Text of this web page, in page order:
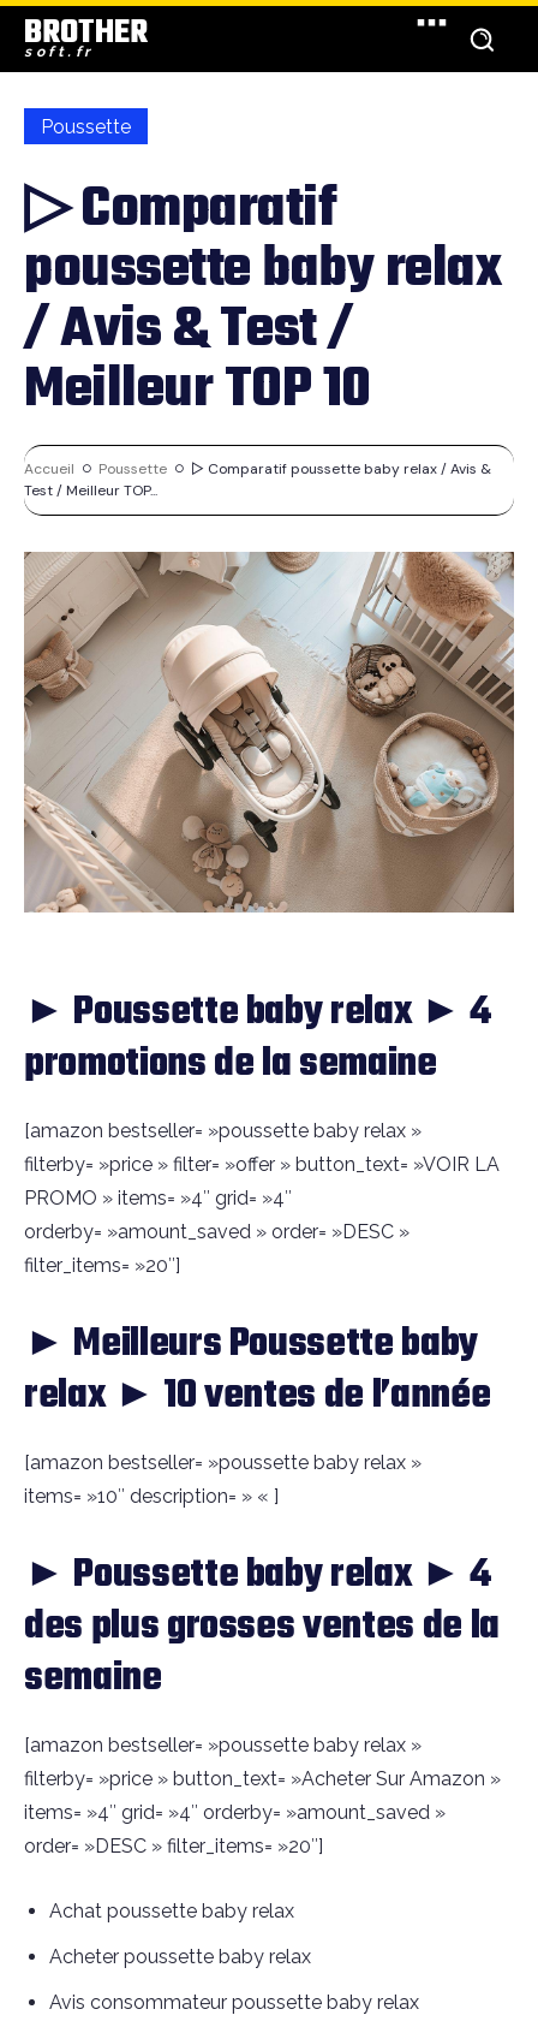
BROTHER
soft.fr
Poussette
▷ Comparatif
poussette baby relax
/ Avis & Test /
Meilleur TOP 10
Accueil Poussette
▷ Comparatif poussette baby relax / Avis &
Test / Meilleur TOP...
► Poussette baby relax ► 4
promotions de la semaine
[amazon bestseller= »poussette baby relax »
filterby= »price » filter= »offer » button_text= »VOIR LA
PROMO » items= »4″ grid= »4″
orderby= »amount_saved » order= »DESC »
filter_items= »20″]
► Meilleurs Poussette baby
relax ► 10 ventes de l’année
[amazon bestseller= »poussette baby relax »
items= »10″ description= » « ]
► Poussette baby relax ► 4
des plus grosses ventes de la
semaine
[amazon bestseller= »poussette baby relax »
filterby= »price » button_text= »Acheter Sur Amazon »
items= »4″ grid= »4″ orderby= »amount_saved »
order= »DESC » filter_items= »20″]
Achat poussette baby relax
Acheter poussette baby relax
Avis consommateur poussette baby relax